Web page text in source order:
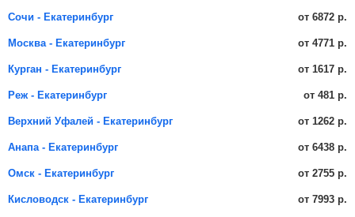
Сочи - Екатеринбург от 6872 р.
Москва - Екатеринбург от 4771 р.
Курган - Екатеринбург от 1617 р.
Реж - Екатеринбург от 481 р.
Верхний Уфалей - Екатеринбург от 1262 р.
Анапа - Екатеринбург от 6438 р.
Омск - Екатеринбург от 2755 р.
Кисловодск - Екатеринбург от 7993 р.